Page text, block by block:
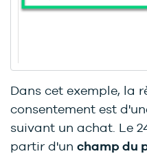
Dans cet exemple, la
consentement est
suivant un achat. Le
partir d'un champ du